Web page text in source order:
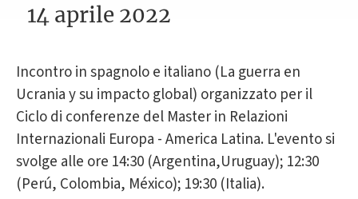
14 aprile 2022
Incontro in spagnolo e italiano (La guerra en
Ucrania y su impacto global) organizzato per il
Ciclo di conferenze del Master in Relazioni
Internazionali Europa - America Latina. L'evento si
svolge alle ore 14:30 (Argentina,Uruguay); 12:30
(Perú, Colombia, México); 19:30 (Italia).